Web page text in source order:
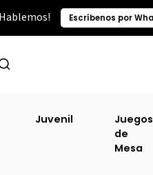
Escríbenos por
Juvenil
Juegos
de
Mesa
Escenas